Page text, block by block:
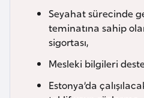
Seyahat sürecinde
teminatına sahip
sigortası,
Mesleki bilgileri
Estonya’da